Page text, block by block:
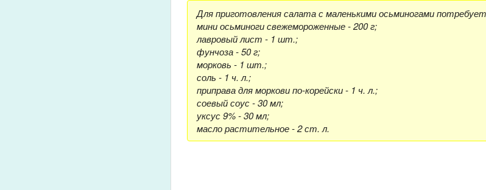
Для приготовления салата с маленькими осьминогами
мини осьминоги свежемороженные - 200 г;
лавровый лист - 1 шт.;
фунчоза - 50 г;
морковь - 1 шт.;
соль - 1 ч. л.;
приправа для моркови по-корейски - 1 ч. л.;
соевый соус - 30 мл;
уксус 9% - 30 мл;
масло растительное - 2 ст. л.